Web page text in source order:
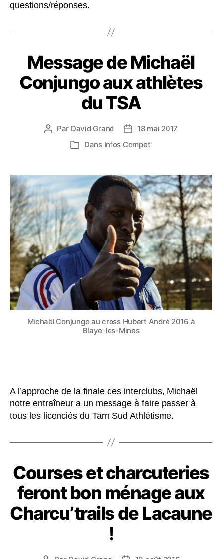
questions/réponses.
Message de Michaël
Conjungo aux athlètes
du TSA
Auteur
l’article
Par David Grand
Date
de
l’article
18 mai 2017
Catégories
Dans Infos Compet'
Michaël Conjungo au cross Hubert André 2016 à
Blaye-les-Mines
A l’approche de la finale des interclubs, Michaël
notre entraîneur a un message à faire passer à
tous les licenciés du Tarn Sud Athlétisme.
Courses et charcuteries
feront bon ménage aux
Charcu’trails de Lacaune
!